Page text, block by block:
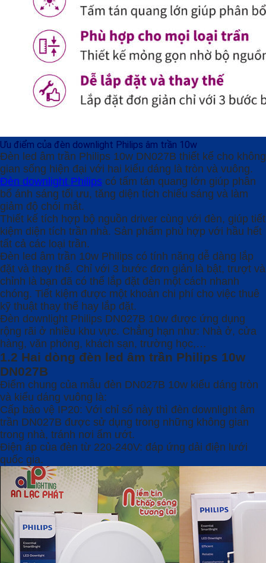
Ưu điểm của đèn downlight Philips âm trần 10w
Đèn led âm trần Philips 10w DN027B thiết kế cho không
gian sống hiện đại với hai kiểu dáng là tròn và vuông.
Đèn downlight Philips có tấm tán quang lớn giúp phân
bổ ánh sáng tối ưu, tăng diện tích chiếu sáng và làm
giảm độ chói mắt.
Thiết kế tích hợp bộ nguồn driver cùng với đèn, giúp tiết
kiệm diện tích trần nhà. Sản phẩm phù hợp với hầu hết
tất cả các loại trần.
Đèn led âm trần 10w Philips có tính năng dễ dàng lắp
đặt và thay thế. Chỉ với 3 bước đơn giản là bật, trượt và
chỉnh là bạn đã có thể lắp đặt đèn một cách nhanh
chóng. Tiết kiệm được một khoản chi phí cho việc thuê
kỹ thuật thay thế hay lắp đặt.
Đèn downlight Philips DN027B 10w được ứng dụng
rộng rãi ở nhiều khu vực. Chẳng hạn như: Nhà ở, cửa
hàng, văn phòng, khách sạn, trường học,…
1.2 Hai dòng đèn led âm trần Philips 10w
DN027B
Điểm chung của mẫu đèn DN027B 10w kiểu dáng tròn
và kiểu dáng vuông là:
Cấp bảo vệ IP20: Với chỉ số này thì đèn downlight âm
trần DN027B được sử dụng trong những không gian
trong nhà, tránh nơi ẩm ướt.
Điện áp của đèn từ 220-240V: đáp ứng dải điện lưới
quốc gia.